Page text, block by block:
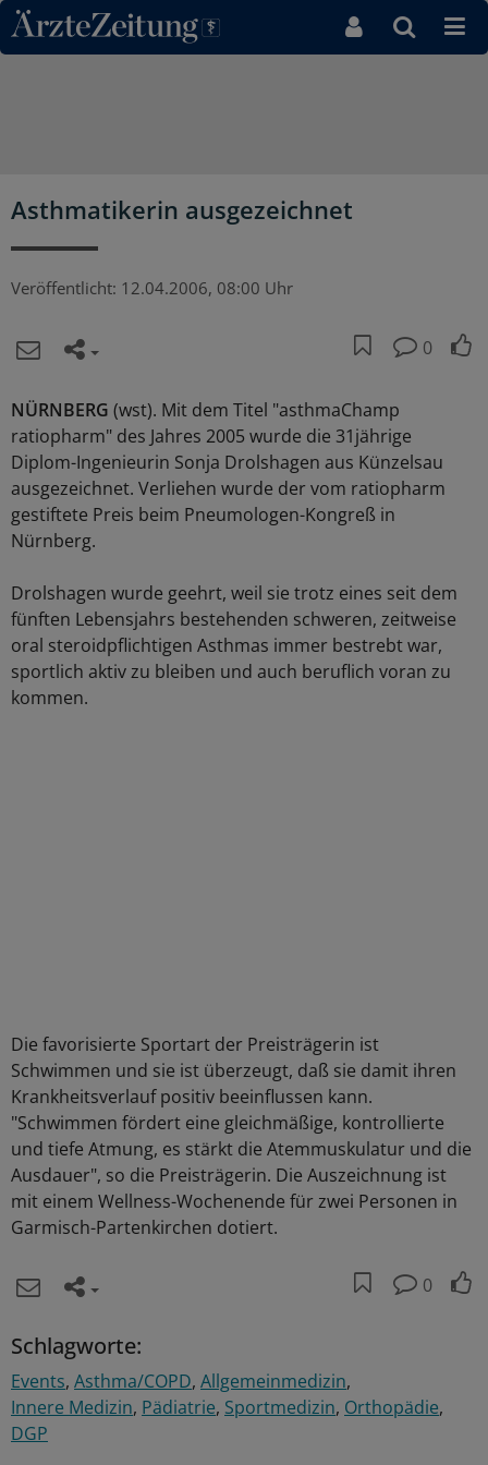
Direkt zum Inhaltsbereich
Asthmatikerin ausgezeichnet
Veröffentlicht: 12.04.2006, 08:00 Uhr
0
NÜRNBERG (wst). Mit dem Titel "asthmaChamp
ratiopharm" des Jahres 2005 wurde die 31jährige
Diplom-Ingenieurin Sonja Drolshagen aus Künzelsau
ausgezeichnet. Verliehen wurde der vom ratiopharm
gestiftete Preis beim Pneumologen-Kongreß in
Nürnberg.
Drolshagen wurde geehrt, weil sie trotz eines seit dem
fünften Lebensjahrs bestehenden schweren, zeitweise
oral steroidpflichtigen Asthmas immer bestrebt war,
sportlich aktiv zu bleiben und auch beruflich voran zu
kommen.
Die favorisierte Sportart der Preisträgerin ist
Schwimmen und sie ist überzeugt, daß sie damit ihren
Krankheitsverlauf positiv beeinflussen kann.
"Schwimmen fördert eine gleichmäßige, kontrollierte
und tiefe Atmung, es stärkt die Atemmuskulatur und die
Ausdauer", so die Preisträgerin. Die Auszeichnung ist
mit einem Wellness-Wochenende für zwei Personen in
Garmisch-Partenkirchen dotiert.
0
Schlagworte:
Events Asthma/COPD Allgemeinmedizin
Innere Medizin Pädiatrie Sportmedizin Orthopädie
DGP